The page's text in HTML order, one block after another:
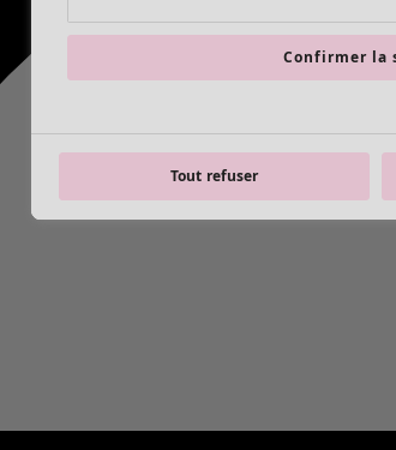
Confirmer la
Tout refuser